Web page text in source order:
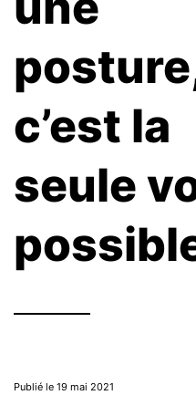
c’est la
seule
Publié le 19 mai 2021